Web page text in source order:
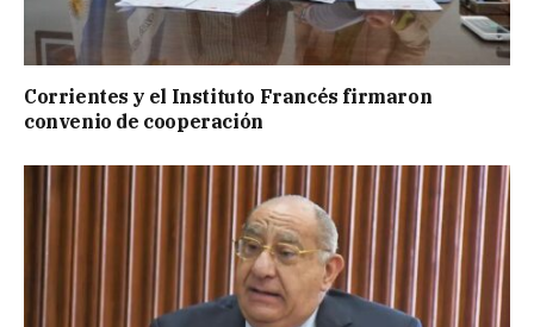
Corrientes y el Instituto Francés firmaron
convenio de cooperación